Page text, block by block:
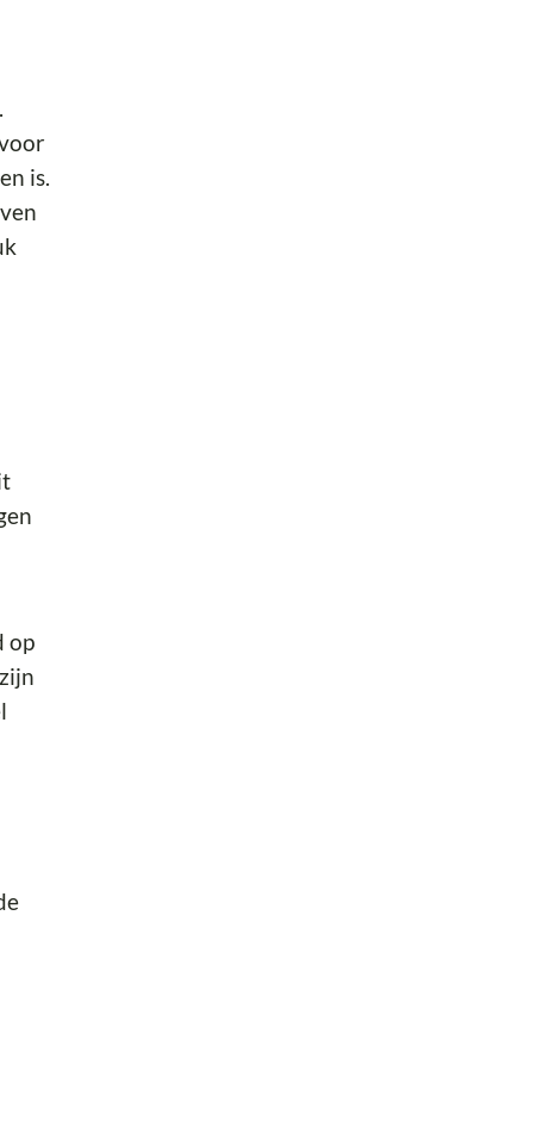
is.
op